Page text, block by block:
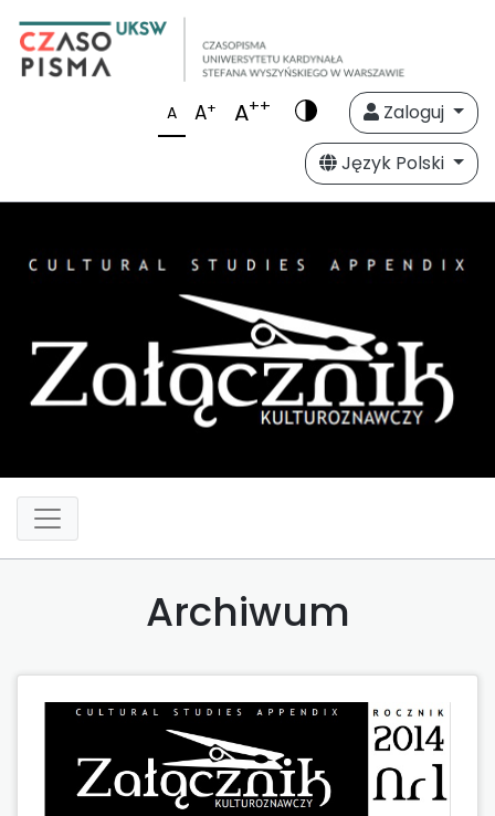
A A+ A++
Zaloguj
Język Polski
Archiwum